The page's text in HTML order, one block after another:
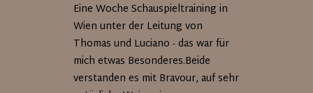
Eine Woche Schauspieltraining in
Wien unter der Leitung von
Thomas und Luciano - das war für
mich etwas Besonderes.Beide
verstanden es mit Bravour, auf sehr